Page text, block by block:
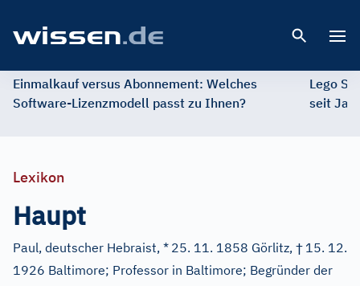
Einmalkauf versus Abonnement: Welches
Software-Lizenzmodell passt zu Ihnen?
Lego
seit
Lexikon
Haupt
Paul, deutscher Hebraist, * 25. 11. 1858 Görlitz, † 15. 12.
1926 Baltimore; Professor in Baltimore; Begründer der